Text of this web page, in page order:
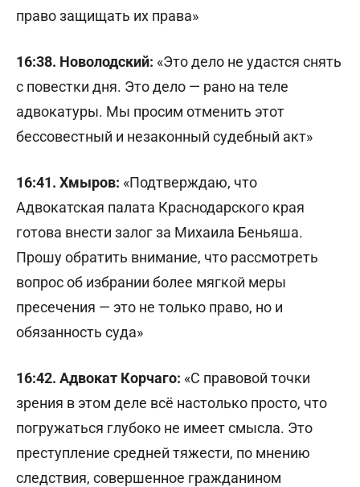
право защищать их права»
16:38. Новолодский: «Это дело не удастся снять
с повестки дня. Это дело — рано на теле
адвокатуры. Мы просим отменить этот
бессовестный и незаконный судебный акт»
16:41. Хмыров: «Подтверждаю, что
Адвокатская палата Краснодарского края
готова внести залог за Михаила Беньяша.
Прошу обратить внимание, что рассмотреть
вопрос об избрании более мягкой меры
пресечения — это не только право, но и
обязанность суда»
16:42. Адвокат Корчаго: «С правовой точки
зрения в этом деле всё настолько просто, что
погружаться глубоко не имеет смысла. Это
преступление средней тяжести, по мнению
следствия, совершенное гражданином